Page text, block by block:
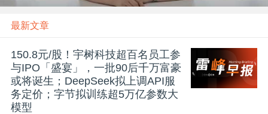
课
最新文章
150.8元/股！宇树科技超百名员工参
与IPO「盛宴」，一批90后千万富豪
或将诞生；DeepSeek拟上调API服
务定价；字节拟训练超5万亿参数大
模型